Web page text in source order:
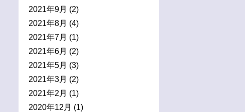
2021年9月 (2)
2021年8月 (4)
2021年7月 (1)
2021年6月 (2)
2021年5月 (3)
2021年3月 (2)
2021年2月 (1)
2020年12月 (1)